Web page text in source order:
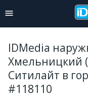
IDMedia
Хмельницкий
Ситилайт в
#118110